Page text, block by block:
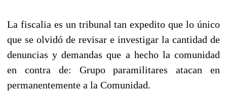
La fiscalia es un tribunal tan expedito que lo único
que se olvidó de revisar e investigar la cantidad de
denuncias y demandas que a hecho la comunidad
en contra de: Grupo paramilitares atacan en
permanentemente a la Comunidad.